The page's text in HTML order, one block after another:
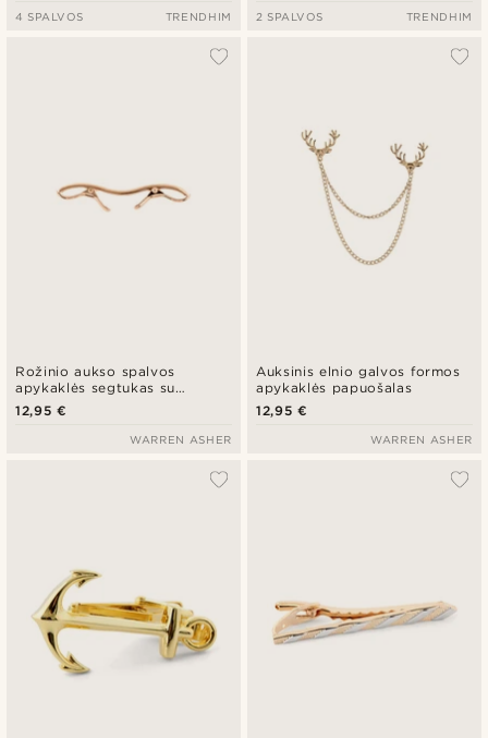
4 SPALVOS TRENDHIM 2 SPALVOS TRENDHIM
Rožinio aukso spalvos
apykaklės segtukas su
sagtimi
12,95 €
WARREN ASHER
Auksinis elnio galvos formos
apykaklės papuošalas
12,95 €
WARREN ASHER